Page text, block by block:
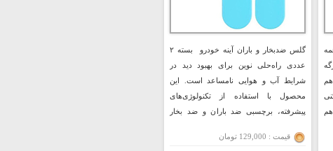
گلس ضدبخار و باران آینه خودرو بسته ۲
عددی راه‌حلی نوین برای بهبود دید در
شرایط آب و هوایی نامساعد است. این
محصول با استفاده از تکنولوژی‌های
پیشرفته، برچسبی ضد باران و ضد بخار
باران یا مه، دید بهتری داشته باشید و ایمنی
قیمت : 129,000 تومان